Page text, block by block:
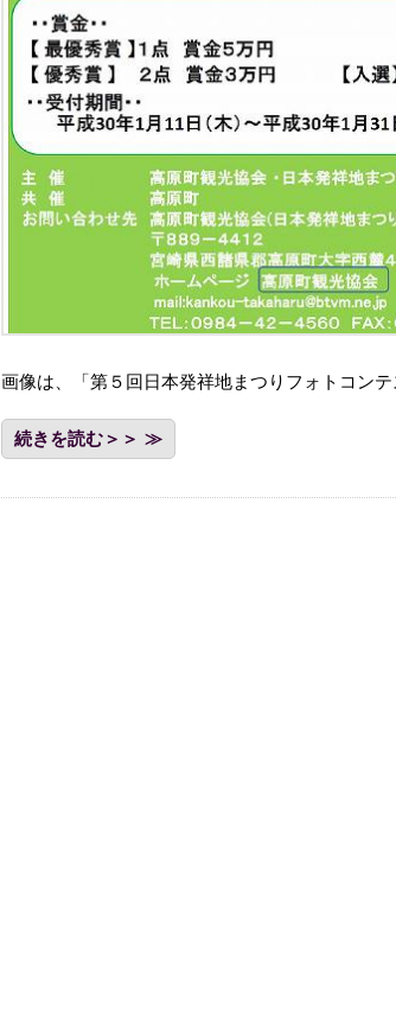
画像は、「第５回日本発祥地まつりフォトコン
続きを読む＞＞